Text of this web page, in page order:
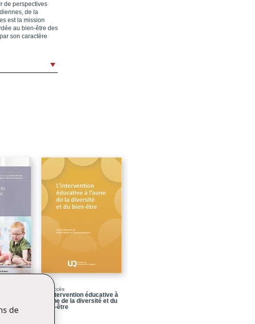
de perspectives
de la
est la mission
au bien-être des
son caractère
en
Libre accès
L' intervention éducative à
l'aune de la diversité et du
bien-être
de